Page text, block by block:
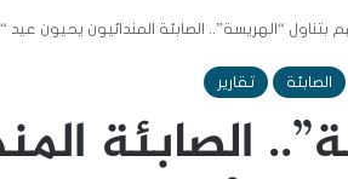
بتناول “الهريسة”.. الصابئة المندائيون يحيون عيد
الصابئة تقارير
الصابئة